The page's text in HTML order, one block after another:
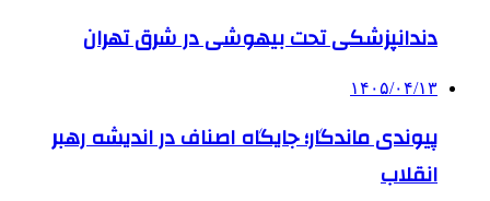
دندانپزشکی تحت بیهوشی در شرق تهران
۱۴۰۵/۰۴/۱۳
پیوندی ماندگار؛ جایگاه اصناف در اندیشه رهبر
انقلاب